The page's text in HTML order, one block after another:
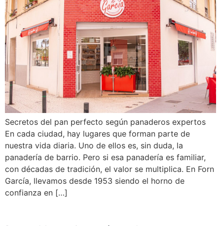
Secretos del pan perfecto según panaderos expertos
En cada ciudad, hay lugares que forman parte de
nuestra vida diaria. Uno de ellos es, sin duda, la
panadería de barrio. Pero si esa panadería es familiar,
con décadas de tradición, el valor se multiplica. En Forn
García, llevamos desde 1953 siendo el horno de
confianza en […]